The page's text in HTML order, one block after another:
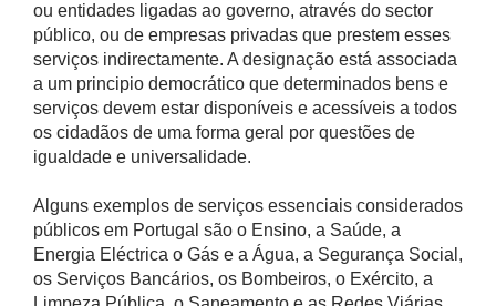
ou entidades ligadas ao governo, através do sector
público, ou de empresas privadas que prestem esses
serviços indirectamente. A designação está associada
a um principio democrático que determinados bens e
serviços devem estar disponíveis e acessíveis a todos
os cidadãos de uma forma geral por questões de
igualdade e universalidade.
Alguns exemplos de serviços essenciais considerados
públicos em Portugal são o Ensino, a Saúde, a
Energia Eléctrica o Gás e a Água, a Segurança Social,
os Serviços Bancários, os Bombeiros, o Exército, a